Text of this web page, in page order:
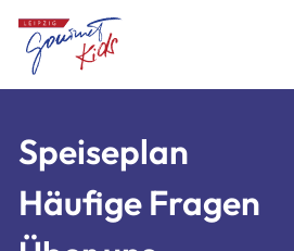
Inhalt überspringen
Häufige
Speiseplan
Häufige Fragen